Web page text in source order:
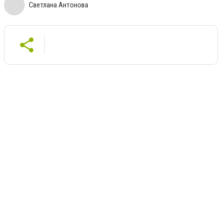
Светлана Антонова